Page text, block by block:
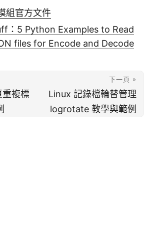
組官方文件
：5 Python Examples to Read
files for Encode and Decode
複標
下一頁 »
Linux 記錄檔輪替管理
logrotate 教學與範例